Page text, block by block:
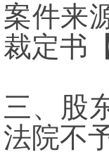
案件来
裁定书
三、股
法院不